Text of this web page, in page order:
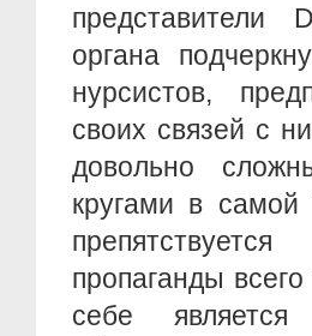
представители
органа
нурсистов,
своих связей с
довольно
кругами в
пропаганды
себе